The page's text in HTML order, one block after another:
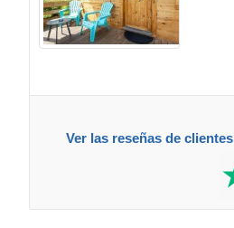
Ver las reseñas de clientes